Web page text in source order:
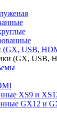
(GX, USB,
(GX, USB,
XS9 и
GX12 и